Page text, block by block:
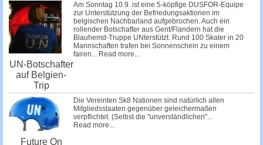
UN-Botschafter
auf Belgien-
Trip
Am Sonntag 10.9. ist eine 5-köpfige DUSFOR-Equipe
zur Unterstützung der Befriedungsaktionen im
belgischen Nachbarland aufgebrochen. Auch ein
rollender Botschafter aus Gent/Flandern hat die
Blauhemd-Truppe UNterstützt. Rund 100 Skater in 20
Mannschaften trafen bei Sonnenschein zu einem
fairen... Read more...
Future On
Die Vereinten Sk8 Nationen sind natürlich allen
Mitgliedsstaaten gegenüber geleichermaßen
verpflichtet. (Selbst die "unverständlichen"...
Read more...